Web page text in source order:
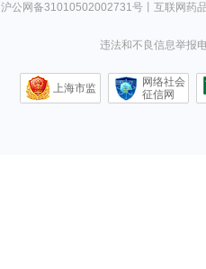
沪公网备31010502002731号丨 互联网药
违法和不良信息举报
上海市监
网络社会
征信网